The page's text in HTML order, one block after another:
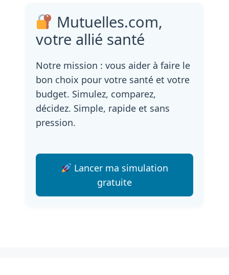
Mutuelles.com,
votre allié santé
Notre mission : vous aider à faire le
bon choix pour votre santé et votre
budget. Simulez, comparez,
décidez. Simple, rapide et sans
pression.
Lancer ma simulation
gratuite